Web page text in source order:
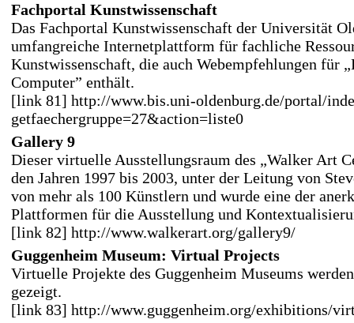
Fachportal Kunstwissenschaft
Das Fachportal Kunstwissenschaft der Universität
umfangreiche Internetplattform für fachliche
Kunstwissenschaft, die auch Webempfehlungen für
Computer” enthält.
[link 81] http://www.bis.uni-oldenburg.de/portal/
getfaechergruppe=27&action=liste0
Gallery 9
Dieser virtuelle Ausstellungsraum des „Walker Art
den Jahren 1997 bis 2003, unter der Leitung von
von mehr als 100 Künstlern und wurde eine der
Plattformen für die Ausstellung und
[link 82] http://www.walkerart.org/gallery9/
Guggenheim Museum: Virtual Projects
Virtuelle Projekte des Guggenheim Museums
gezeigt.
[link 83] http://www.guggenheim.org/exhibitions/